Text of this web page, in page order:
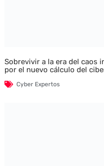
Sobrevivir a la era del caos
por el nuevo cálculo del
Cyber Expertos